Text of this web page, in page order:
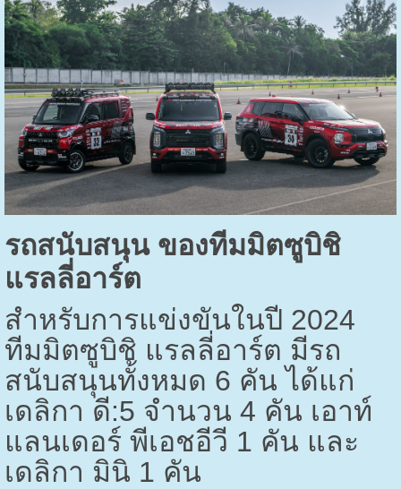
รถสนับสนุน ของทีมมิตซูบิชิ
แรลลี่อาร์ต
สำหรับการแข่งขันในปี 2024
ทีมมิตซูบิชิ แรลลี่อาร์ต มีรถ
สนับสนุนทั้งหมด 6 คัน ได้แก่
เดลิกา ดี:5 จำนวน 4 คัน เอาท์
แลนเดอร์ พีเอชอีวี 1 คัน และ
เดลิกา มินิ 1 คัน